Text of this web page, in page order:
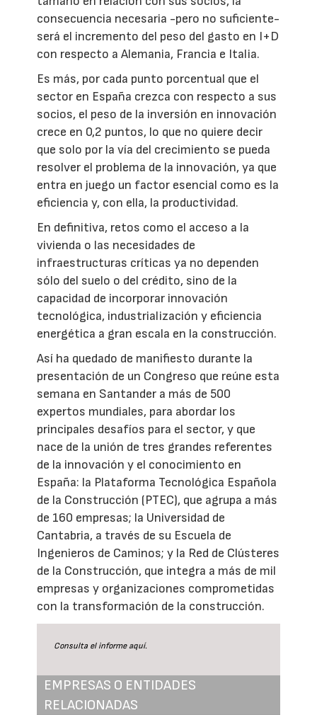
consecuencia necesaria -pero no suficiente-
será el incremento del peso del gasto en I+D
con respecto a Alemania, Francia e Italia.
Es más, por cada punto porcentual que el
sector en España crezca con respecto a sus
socios, el peso de la inversión en innovación
crece en 0,2 puntos, lo que no quiere decir
que solo por la vía del crecimiento se pueda
resolver el problema de la innovación, ya que
entra en juego un factor esencial como es la
eficiencia y, con ella, la productividad.
En definitiva, retos como el acceso a la
vivienda o las necesidades de
infraestructuras críticas ya no dependen
sólo del suelo o del crédito, sino de la
capacidad de incorporar innovación
tecnológica, industrialización y eficiencia
energética a gran escala en la construcción.
Así ha quedado de manifiesto durante la
presentación de un Congreso que reúne esta
semana en Santander a más de 500
expertos mundiales, para abordar los
principales desafíos para el sector, y que
nace de la unión de tres grandes referentes
de la innovación y el conocimiento en
España: la Plataforma Tecnológica Española
de la Construcción (PTEC), que agrupa a más
de 160 empresas; la Universidad de
Cantabria, a través de su Escuela de
Ingenieros de Caminos; y la Red de Clústeres
de la Construcción, que integra a más de mil
empresas y organizaciones comprometidas
con la transformación de la construcción.
Consulta el informeaquí.
EMPRESAS O ENTIDADES
RELACIONADAS